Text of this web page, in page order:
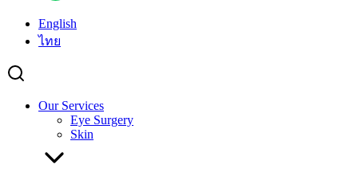
English
ไทย
Our Services
Eye Surgery
Skin